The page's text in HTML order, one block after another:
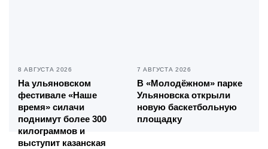
8 АВГУСТА 2026
На ульяновском
фестивале «Наше
время» силачи
поднимут более 300
килограммов и
выступит казанская
7 АВГУСТА 2026
В «Молодёжном» парке
Ульяновска открыли
новую баскетбольную
площадку